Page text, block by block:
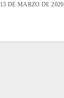
13 DE MARZO DE 2020